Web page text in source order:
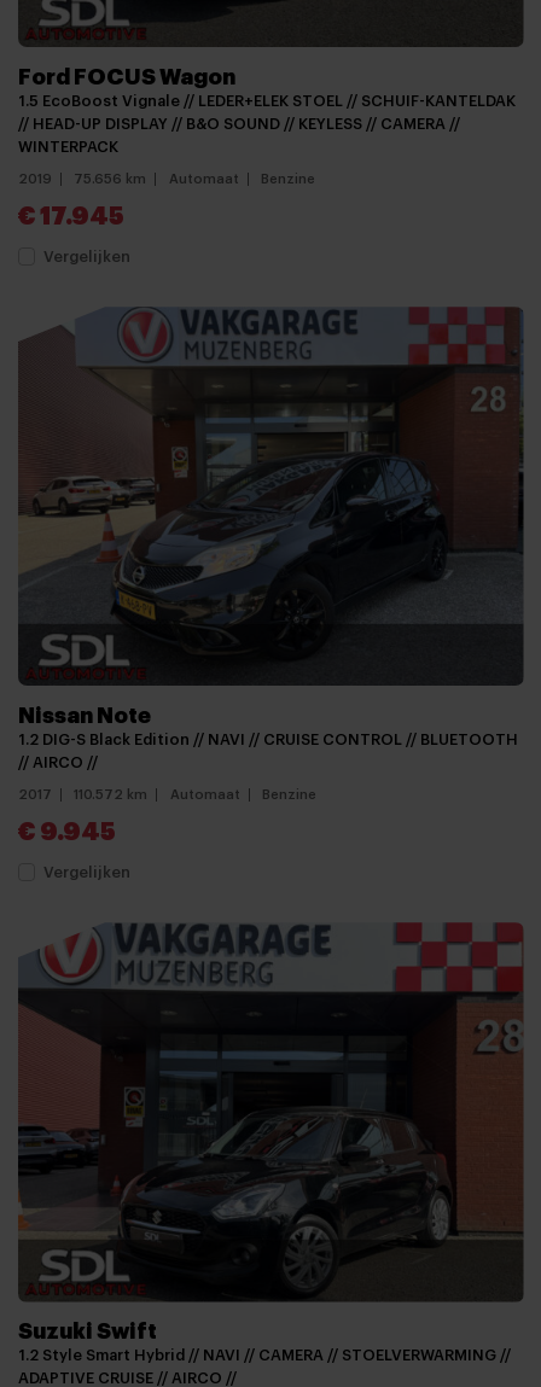
Ford FOCUS Wagon
1.5 EcoBoost Vignale // LEDER+ELEK STOEL // SCHUIF-KANTELDAK
// HEAD-UP DISPLAY // B&O SOUND // KEYLESS // CAMERA //
WINTERPACK
2019 75.656 km Automaat Benzine
€ 17.945
Vergelijken
Nissan Note
1.2 DIG-S Black Edition // NAVI // CRUISE CONTROL // BLUETOOTH
// AIRCO //
2017 110.572 km Automaat Benzine
€ 9.945
Vergelijken
Suzuki Swift
1.2 Style Smart Hybrid // NAVI // CAMERA // STOELVERWARMING //
ADAPTIVE CRUISE // AIRCO //